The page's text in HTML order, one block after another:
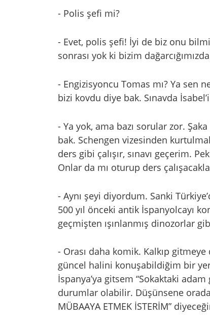
- Polis şefi mi?
- Evet, polis şefi! İyi de biz onu
sonrası yok ki bizim
- Engizisyoncu Tomas mı? Ya sen
bizi kovdu diye bak. Sınavda
- Ya yok, ama bazı sorular zor.
bak. Schengen vizesinden
ders gibi çalışır, sınavı geçerim.
Onlar da mı oturup ders
- Aynı şeyi diyordum. Sanki
500 yıl önceki antik İspanyolcayı
geçmişten ışınlanmış dinozorlar
- Orası daha komik. Kalkıp
güncel halini konuşabildiğim bir
İspanya’ya gitsem “Sokaktaki
durumlar olabilir. Düşünsene
MÜBAAYA ETMEK İSTERİM”